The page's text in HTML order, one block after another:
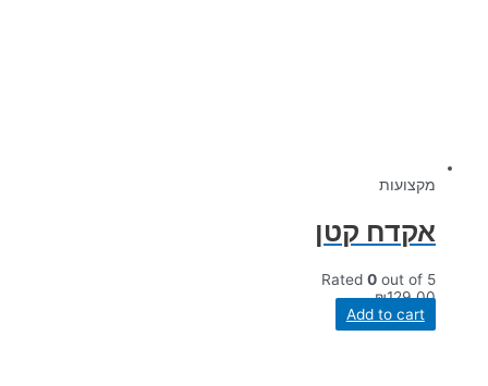
מקצועות
אקדח קטן
Rated 0 out of 5
₪129.00
Add to cart